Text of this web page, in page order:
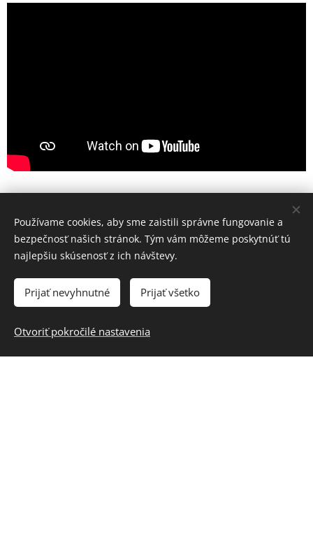
Používame cookies, aby sme zaistili správne fungovanie a
bezpečnosť našich stránok. Tým vám môžeme poskytnúť tú
najlepšiu skúsenosť z ich návštevy.
Prijať nevyhnutné Prijať všetko
Otvoriť pokročilé nastavenia